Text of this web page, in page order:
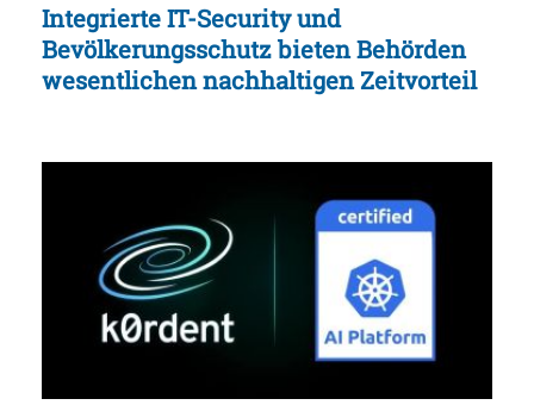
Integrierte IT-Security und
Bevölkerungsschutz bieten Behörden
wesentlichen nachhaltigen Zeitvorteil